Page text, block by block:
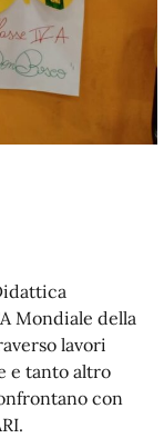
Mondiale della
lavori
e tanto altro
con